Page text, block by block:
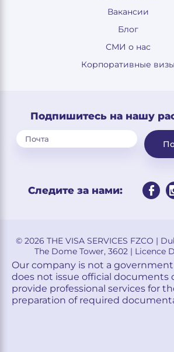
Вакансии
Блог
СМИ о нас
Корпоративные визы
Подпишитесь на нашу
Следите за нами:
© 2026 THE VISA SERVICES FZCO |
The Dome Tower, 3602 | Licence
Our company is not a
does not issue official documents
provide professional services for
preparation of required